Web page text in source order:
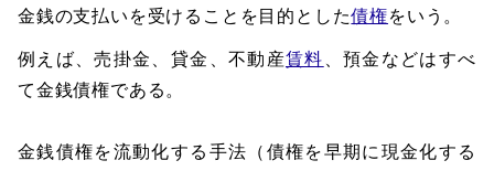
金銭の支払いを受けることを目的とした債権をいう。
例えば、売掛金、貸金、不動産賃料
、預金などはすべ
て金銭債権である。
金銭債権を流動化する手法（債権を早期に現金化する